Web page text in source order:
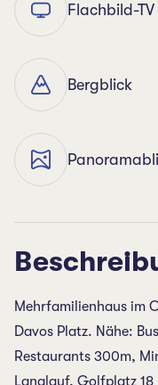
Flachbild-TV
Bergblick
Mehrfamilienhaus im
Davos Platz. Nähe:
Restaurants 300m,
Langlauf, Golfplatz